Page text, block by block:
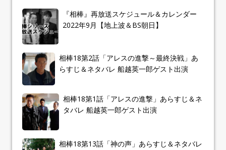
『相棒』再放送スケジュール＆カレンダー
2022年9月【地上波＆BS朝日】
相棒18第2話「アレスの進撃～最終決戦」あ
らすじ＆ネタバレ 船越英一郎ゲスト出演
相棒18第1話「アレスの進撃」あらすじ＆ネ
タバレ 船越英一郎ゲスト出演
相棒18第13話「神の声」あらすじ＆ネタバレ